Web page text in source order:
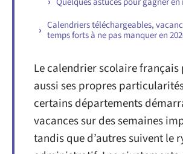
Calendriers téléchargeables,
temps forts à ne pas manquer en
Le calendrier scolaire français
aussi ses propres
certains départements
vacances sur des semaines
tandis que d’autres suivent le